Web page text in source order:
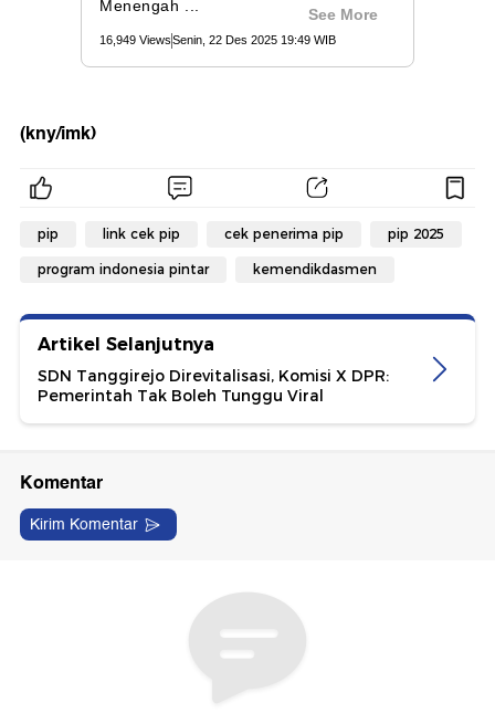
(kny/imk)
pip link cek pip cek penerima pip pip 2025
program indonesia pintar kemendikdasmen
Artikel Selanjutnya
SDN Tanggirejo Direvitalisasi, Komisi X DPR:
Pemerintah Tak Boleh Tunggu Viral